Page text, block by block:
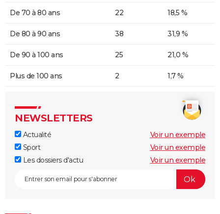
De 70 à 80 ans 22 18,5 %
De 80 à 90 ans 38 31,9 %
De 90 à 100 ans 25 21,0 %
Plus de 100 ans 2 1,7 %
NEWSLETTERS
Actualité
Voir un exemple
Sport
Voir un exemple
Les dossiers d'actu
Voir un exemple